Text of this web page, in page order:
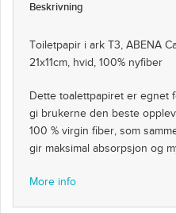
Beskrivning
Toiletpapir i ark T3, ABENA
21x11cm, hvid, 100% nyfiber
Dette toalettpapiret er egnet
gi brukerne den beste
100 % virgin fiber, som
gir maksimal absorpsjon og
More info